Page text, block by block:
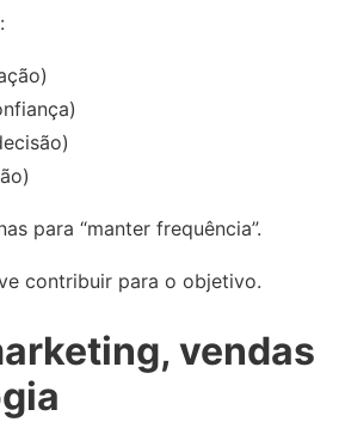
para “manter frequência”.
contribuir para o objetivo.
vendas